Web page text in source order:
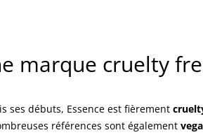
marque cruelty
ses débuts, Essence est fièrement
références sont également